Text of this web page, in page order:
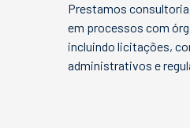
Prestamos
em processos com
incluindo licitações,
administrativos e